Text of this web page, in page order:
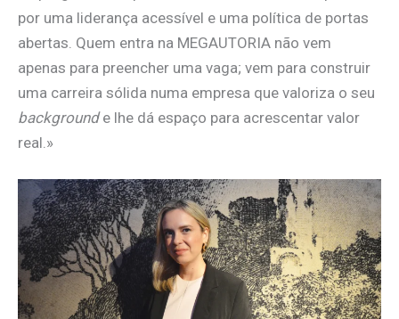
por uma liderança acessível e uma política de portas
abertas. Quem entra na MEGAUTORIA não vem
apenas para preencher uma vaga; vem para construir
uma carreira sólida numa empresa que valoriza o seu
backgrounde lhe dá espaço para acrescentar valor
real.»